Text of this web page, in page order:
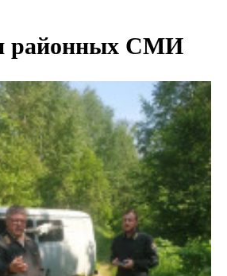
обновили в аэропорту
рост заболеваемости
внука за продажу дедова ружья